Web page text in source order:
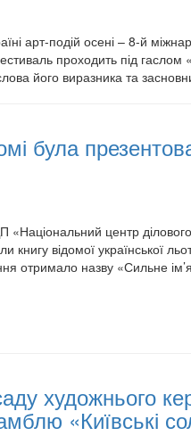
арт-подій осені – 8-й
проходить під
його виразника та
була
центр ділового
книгу відомої української
отримало назву «Сильне
художнього
«Київські